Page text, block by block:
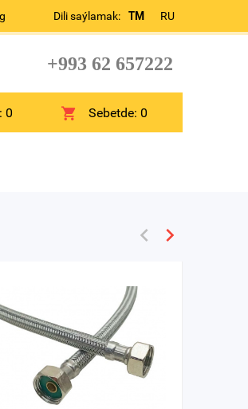
Dili saýlamak: TM RU
+993 62 657222
0 Sebetde:0